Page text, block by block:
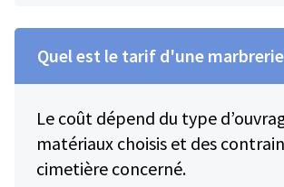
Quel est le tarif d'une
Le coût dépend du type
matériaux choisis et des
cimetière concerné.